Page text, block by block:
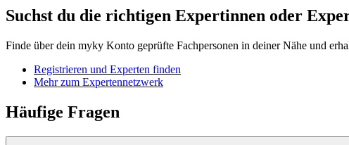
Suchst du die richtigen Expertinnen oder
Finde über dein myky Konto geprüfte Fachpersonen in deiner Nähe und
Registrieren und Experten finden
Mehr zum Expertennetzwerk
Häufige Fragen